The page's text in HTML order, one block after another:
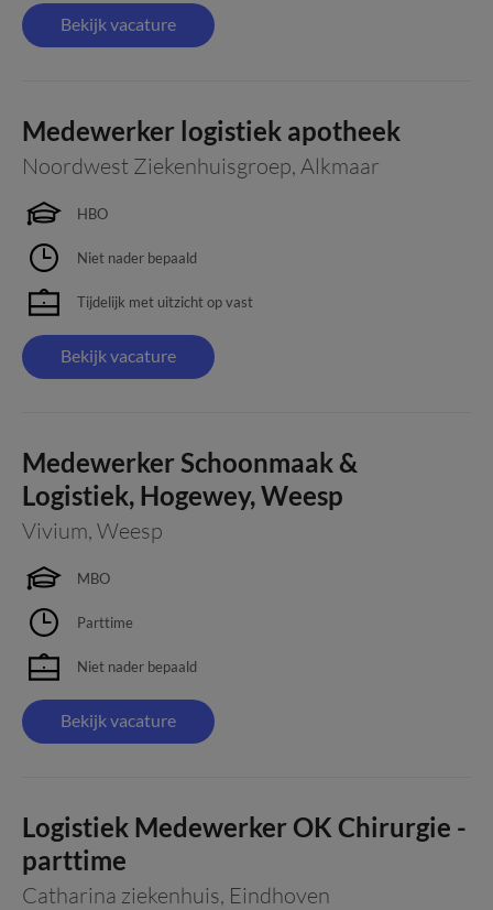
Bekijk vacature
Medewerker logistiek apotheek
Noordwest Ziekenhuisgroep, Alkmaar
HBO
Niet nader bepaald
Tijdelijk met uitzicht op vast
Bekijk vacature
Medewerker Schoonmaak &
Logistiek, Hogewey, Weesp
Vivium, Weesp
MBO
Parttime
Niet nader bepaald
Bekijk vacature
Logistiek Medewerker OK Chirurgie -
parttime
Catharina ziekenhuis, Eindhoven